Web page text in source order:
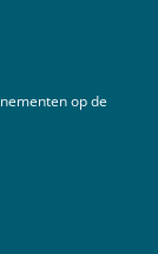
op de